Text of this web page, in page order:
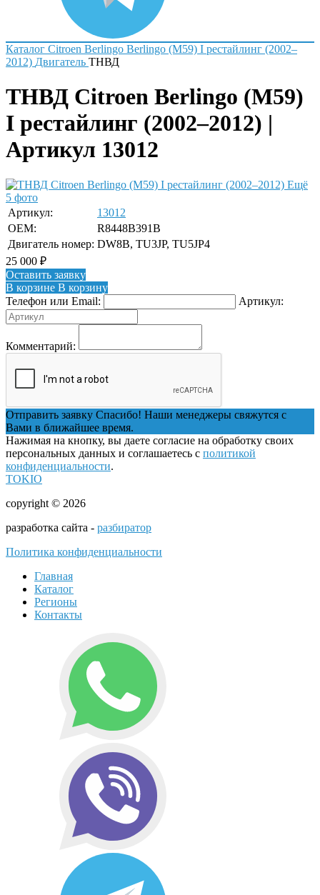
Каталог Citroen Berlingo Berlingo (M59) I рестайлинг (2002–
2012) Двигатель ТНВД
ТНВД Citroen Berlingo (M59)
I рестайлинг (2002–2012) |
Артикул 13012
Ещё
5 фото
Артикул:
13012
OEM:
R8448B391B
Двигатель номер: DW8B, TU3JP, TU5JP4
25 000 ₽
Оставить заявку
В корзине В корзину
Телефон или Email:
Артикул:
Комментарий:
Отправить заявку Спасибо! Наши менеджеры свяжутся с
Вами в ближайшее время.
Нажимая на кнопку, вы даете согласие на обработку своих
персональных данных и соглашаетесь с политикой
конфиденциальности.
TOKIO
copyright © 2026
разработка сайта - разбиратор
Политика конфиденциальности
Главная
Каталог
Регионы
Контакты